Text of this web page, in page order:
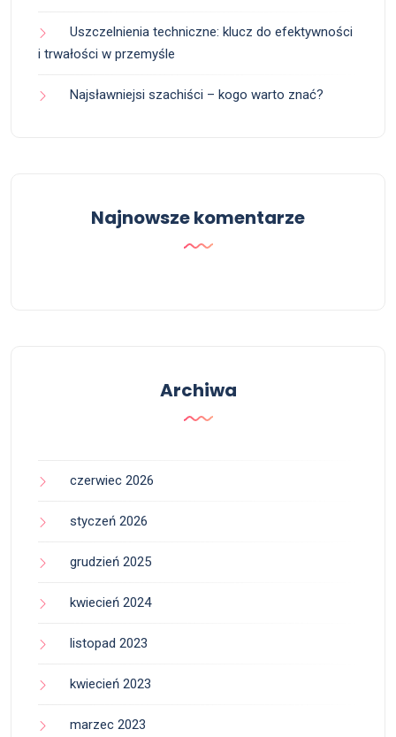
Uszczelnienia techniczne: klucz do efektywności
i trwałości w przemyśle
Najsławniejsi szachiści – kogo warto znać?
Najnowsze komentarze
Archiwa
czerwiec 2026
styczeń 2026
grudzień 2025
kwiecień 2024
listopad 2023
kwiecień 2023
marzec 2023